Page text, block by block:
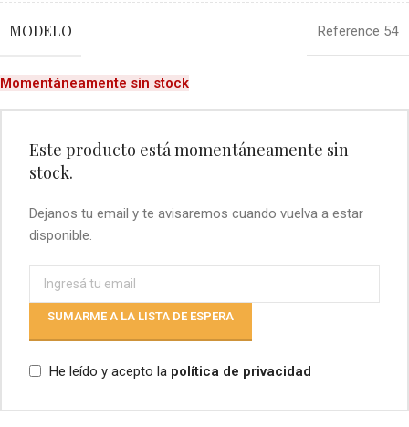
MODELO Reference 54
Momentáneamente sin stock
Este producto está momentáneamente sin
stock.
Dejanos tu email y te avisaremos cuando vuelva a estar
disponible.
SUMARME A LA LISTA DE ESPERA
He leído y acepto la política de privacidad